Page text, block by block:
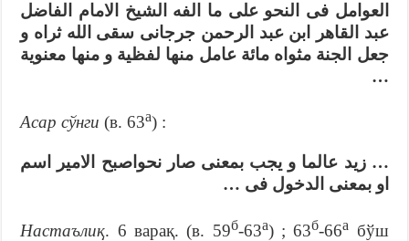
العوامل فى النحو على ما الفه الشيخ الامام الفاضل
عبد القاهر ابن عبد الرحمن جرجانى سقى الله ثراه و
جعل الجنة مثواه مائة عامل منها لفظية و منها معنوية
…
Асар сўнги (в. 63а) :
… زيد عالما و يجب بمعنى صار نحواصبح الامير اسم
او بمعنى الدخول فى …
Настаълиқ. 6 варақ. (в. 59б-63а) ; 63б-66а
бўш